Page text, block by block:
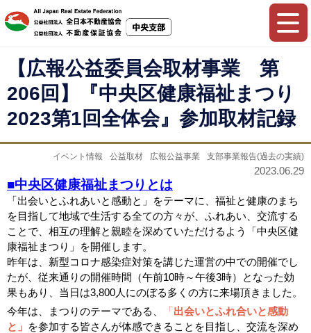
【広報公益委員会取材事業 第
206回】『中央区健康福祉まつり
2023第1回全体会』参加取材記録
イベント情報 公益取材 広報公益事業 支部事業報告(過去の実績)
2023.06.29
■中央区健康福祉まつりとは
「出会いとふれあいと感動と」をテーマに、福祉と健康のまち
を目指して地域で生活する全ての方々が、ふれあい、交流する
ことで、相互の理解と親睦を深めていただけるよう「中央区健
康福祉まつり」を開催します。
昨年は、新型コロナ感染症対策を講じた運営の中での開催でし
たが、従来通りの開催時間（午前10時～午後3時）となった効
果もあり、当日は3,800人にのぼる多くの方に来場頂きました。
今年は、まつりのテーマである、
「出会いとふれ合いと感動
と」 を参加する皆さんが体感できることを目指し、交流を深め